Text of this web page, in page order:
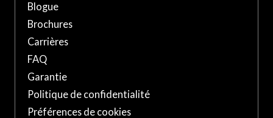
500 Rue Jean-Neveu,
Longueuil, QC J4G 1N8,
Canada
PORTE ET FENÊTRES VERDUN À SAINT-
BASILE-LE-GRAND
Blogue
Brochures
Carrières
FAQ
Garantie
Politique de confidentialité
Préférences de cookies